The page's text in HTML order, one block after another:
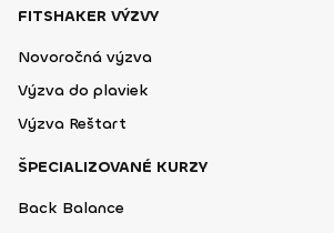
FITSHAKER VÝZVY
Novoročná výzva
Výzva do plaviek
Výzva Reštart
ŠPECIALIZOVANÉ KURZY
Back Balance